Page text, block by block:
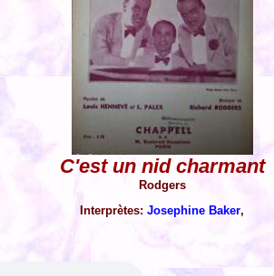
C'est un nid charmant
Rodgers
Interprètes:Josephine Baker,